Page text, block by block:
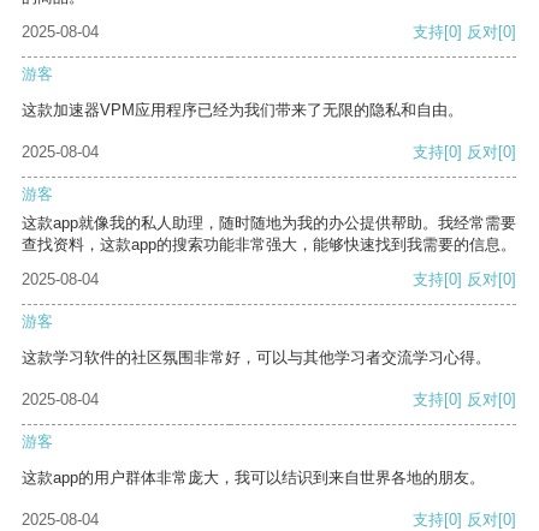
2025-08-04
支持[0] 反对[0]
游客
这款加速器VPM应用程序已经为我们带来了无限的隐私和自由。
2025-08-04 支持[0] 反对[0]
游客
这款app就像我的私人助理，随时随地为我的办公提供帮助。我经常需要
查找资料，这款app的搜索功能非常强大，能够快速找到我需要的信息。
2025-08-04
支持[0] 反对[0]
游客
这款学习软件的社区氛围非常好，可以与其他学习者交流学习心得。
2025-08-04 支持[0] 反对[0]
游客
这款app的用户群体非常庞大，我可以结识到来自世界各地的朋友。
2025-08-04 支持[0] 反对[0]